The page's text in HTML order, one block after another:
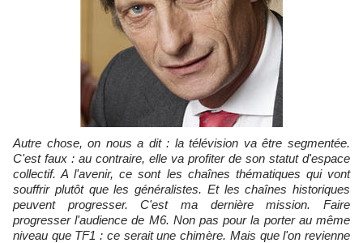
Autre chose, on nous a dit : la télévision va être segmentée.
C'est faux : au contraire, elle va profiter de son statut d'espace
collectif. A l'avenir, ce sont les chaînes thématiques qui vont
souffrir plutôt que les généralistes. Et les chaînes historiques
peuvent progresser. C'est ma dernière mission. Faire
progresser l'audience de M6. Non pas pour la porter au même
niveau que TF1 : ce serait une chimère. Mais que l'on revienne